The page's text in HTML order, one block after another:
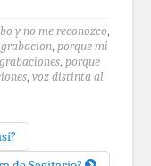
y no me reconozco,
, porque mi
, porque
, voz distinta al